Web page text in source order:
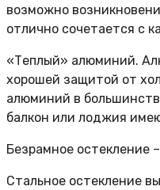
возможно
отлично сочетается с
«Теплый» алюминий.
хорошей защитой от
алюминий в
балкон или лоджия
Безрамное остекление
Стальное остекление